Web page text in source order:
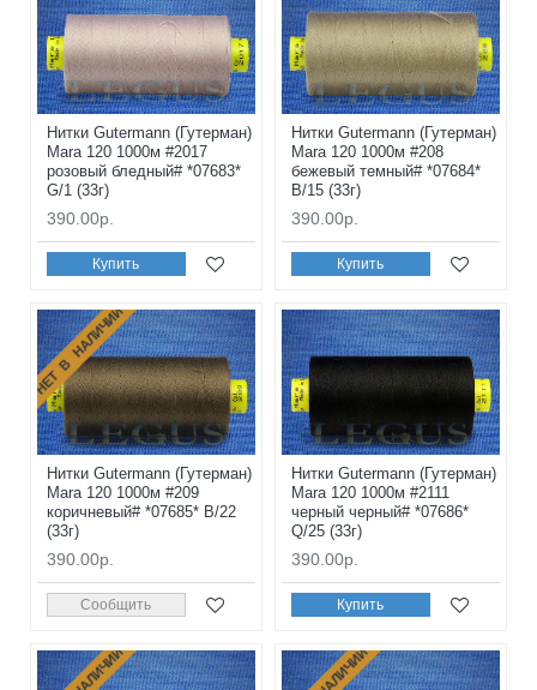
Нитки Gutermann (Гутерман)
Mara 120 1000м #2017
розовый бледный# *07683*
G/1 (33г)
390.00р.
Купить
Нитки Gutermann (Гутерман)
Mara 120 1000м #208
бежевый темный# *07684*
B/15 (33г)
390.00р.
Купить
НЕТ В НАЛИЧИИ
Нитки Gutermann (Гутерман)
Mara 120 1000м #209
коричневый# *07685* B/22
(33г)
390.00р.
Сообщить
Нитки Gutermann (Гутерман)
Mara 120 1000м #2111
черный черный# *07686*
Q/25 (33г)
390.00р.
Купить